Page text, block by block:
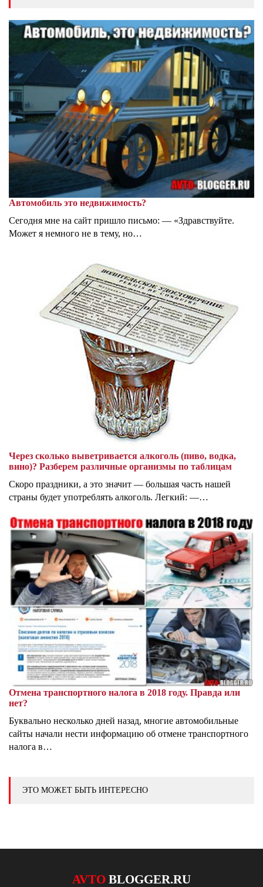
Автомобиль это недвижимость?
Сегодня мне на сайт пришло письмо: — «Здравствуйте.
Может я немного не в тему, но…
Через сколько выветривается алкоголь (пиво, водка,
вино)? Разберем различные организмы по таблицам
Скоро праздники, а это значит — большая часть нашей
страны будет употреблять алкоголь. Легкий: —…
Отмена транспортного налога в 2018 году. Правда или
нет?
Буквально несколько дней назад, многие автомобильные
сайты начали нести информацию об отмене транспортного
налога в…
ЭТО МОЖЕТ БЫТЬ ИНТЕРЕСНО
AVTO BLOGGER.RU